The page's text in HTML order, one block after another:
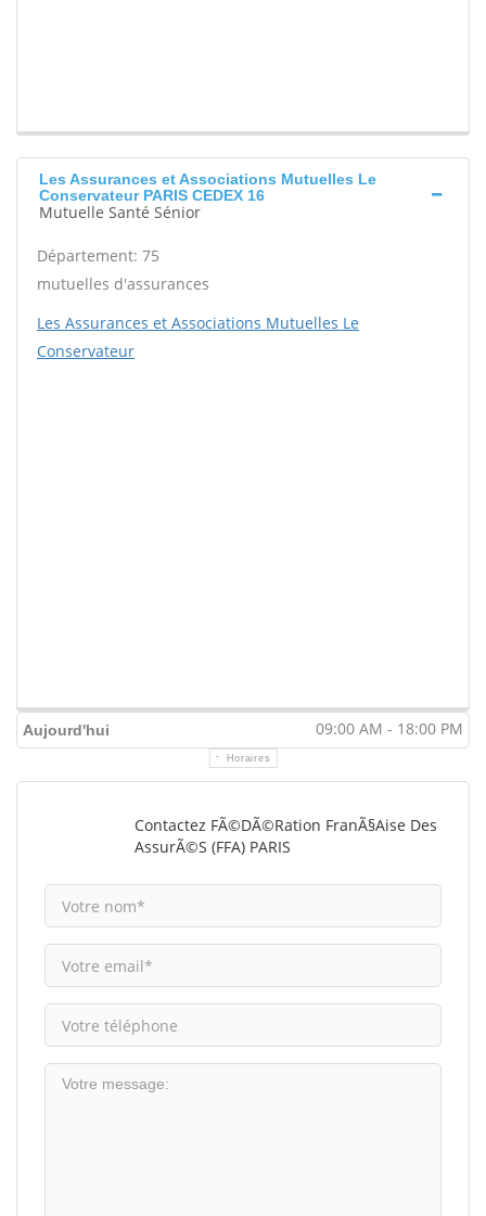
Les Assurances et Associations Mutuelles Le
Conservateur PARIS CEDEX 16
Mutuelle Santé Sénior
Département: 75
mutuelles d'assurances
Les Assurances et Associations Mutuelles Le
Conservateur
Aujourd'hui 09:00 AM - 18:00 PM
Horaires
Contactez FÃ©dÃ©ration FranÃ§aise Des
AssurÃ©s (FFA) PARIS